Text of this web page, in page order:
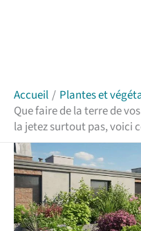
Accueil
Plantes et
Que faire de la terre de
la jetez surtout pas, voici